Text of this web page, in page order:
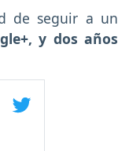
de seguir a un
y dos años